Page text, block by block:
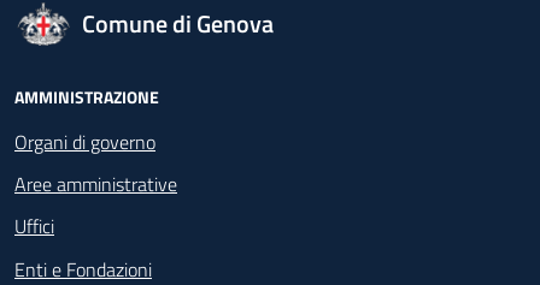
logo Unione Europea
Comune di Genova
Footer - Navigazione
AMMINISTRAZIONE
Organi di governo
Aree amministrative
Uffici
Enti e Fondazioni